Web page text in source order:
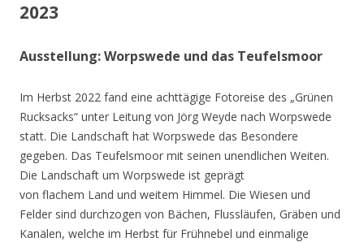
2023
Ausstellung: Worpswede und das Teufelsmoor
Im Herbst 2022 fand eine achttägige Fotoreise des „Grünen
Rucksacks“ unter Leitung von Jörg Weyde nach Worpswede
statt. Die Landschaft hat Worpswede das Besondere
gegeben. Das Teufelsmoor mit seinen unendlichen Weiten.
Die Landschaft um Worpswede ist geprägt
von flachem Land und weitem Himmel. Die Wiesen und
Felder sind durchzogen von Bächen, Flussläufen, Gräben und
Kanälen, welche im Herbst für Frühnebel und einmalige